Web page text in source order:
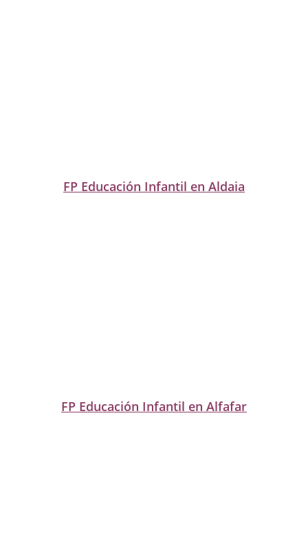
FP Educación Infantil en Aldaia
FP Educación Infantil en Alfafar